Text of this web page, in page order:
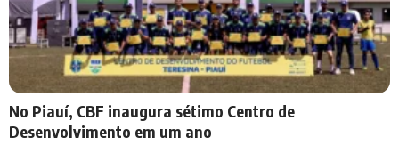
No Piauí, CBF inaugura sétimo Centro de
Desenvolvimento em um ano